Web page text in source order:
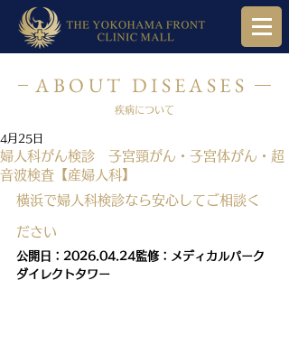
ABOUT DISEASES
疾病について
婦人科がん検診 子宮頸がん・子宮体がん・超
音波検査【産婦人科】
4月25日
横浜で婦人科検診なら安心してご相談く
ださい
公開日：2026.04.24監修：メディカルパーク
ダイレクトタワー